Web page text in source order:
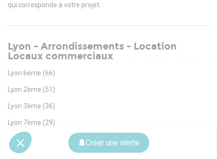
Créer une alerte
qui corresponde à votre projet.
Lyon - Arrondissements - Location
Locaux commerciaux
Lyon 6ème (66)
Lyon 2ème (51)
Lyon 3ème (36)
Lyon 7ème (29)
Lyon 1er
Lyon 8ème